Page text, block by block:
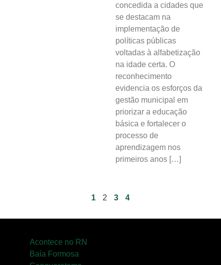
concedida a cidades que
se destacam na
implementação de
políticas públicas
voltadas à alfabetização
na idade certa. O
reconhecimento
evidencia os esforços da
gestão municipal em
priorizar a educação
básica e fortalecer o
processo de
aprendizagem nos
primeiros anos […]
1 2 3 4
Acontece no RN
Baía Formosa